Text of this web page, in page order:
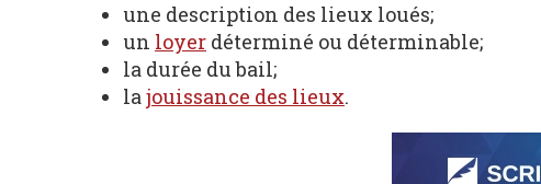
une description des lieux loués;
un loyer déterminé ou déterminable;
la durée du bail;
lajouissance des lieux.